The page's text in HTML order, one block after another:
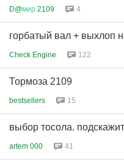
D@мир 2109 4
горбатый вал + выхлоп
Check Engine 122
Тормоза 2109
bestsellers 15
выбор тосола.
artem 000 41